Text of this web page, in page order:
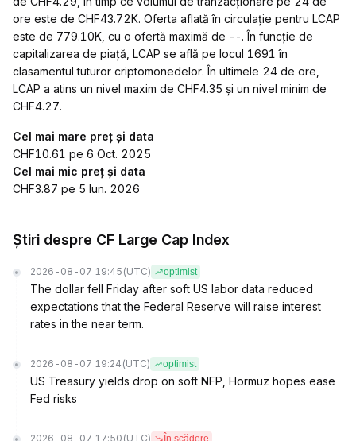
ore este de CHF43.72K. Oferta aflată în circulație pentru LCAP
este de 779.10K, cu o ofertă maximă de --. În funcție de
capitalizarea de piață, LCAP se află pe locul 1691 în
clasamentul tuturor criptomonedelor. În ultimele 24 de ore,
LCAP a atins un nivel maxim de CHF4.35 și un nivel minim de
CHF4.27.
Cel mai mare preț și data
CHF10.61 pe 6 Oct. 2025
Cel mai mic preț și data
CHF3.87 pe 5 Iun. 2026
Știri despre CF Large Cap Index
2026-08-07 19:45 (UTC) optimist
The dollar fell Friday after soft US labor data reduced
expectations that the Federal Reserve will raise interest
rates in the near term.
2026-08-07 19:24 (UTC) optimist
US Treasury yields drop on soft NFP, Hormuz hopes ease
Fed risks
2026-08-07 17:50 (UTC) În scădere